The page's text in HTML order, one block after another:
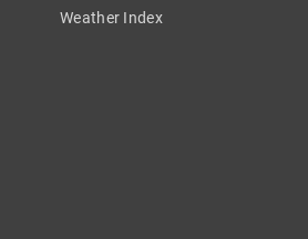
Weather Index